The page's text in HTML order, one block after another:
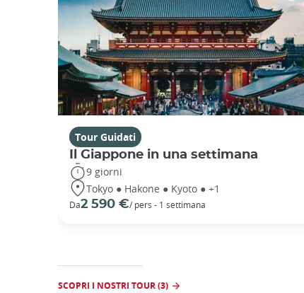
Tour Guidati
Il Giappone in una settimana
9 giorni
Tokyo ● Hakone ● Kyoto ● +1
Da2 590 €/ pers - 1 settimana
SCOPRI I NOSTRI TOUR (3)